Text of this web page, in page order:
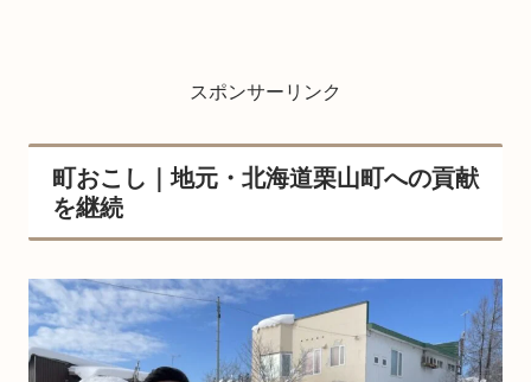
スポンサーリンク
町おこし｜地元・北海道栗山町への貢献
を継続